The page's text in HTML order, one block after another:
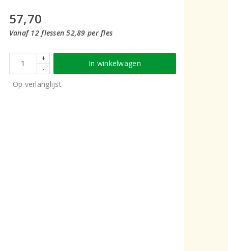
57,70
Vanaf 12 flessen 52,89 per fles
+
-
In winkelwagen
Op verlanglijst